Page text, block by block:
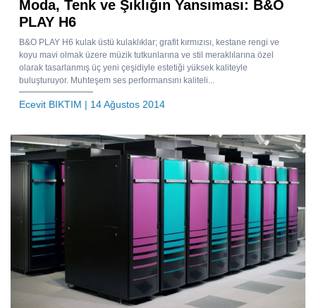
Moda, Tenk ve Şıklığın Yansıması: B&O
PLAY H6
B&O PLAY H6 kulak üstü kulaklıklar; grafit kırmızısı, kestane rengi ve
koyu mavi olmak üzere müzik tutkunlarına ve stil meraklılarına özel
olarak tasarlanmış üç yeni çeşidiyle estetiği yüksek kaliteyle
buluşturuyor. Muhteşem ses performansını kaliteli...
Ecevit BIKTIM | 14 Ağustos 2014